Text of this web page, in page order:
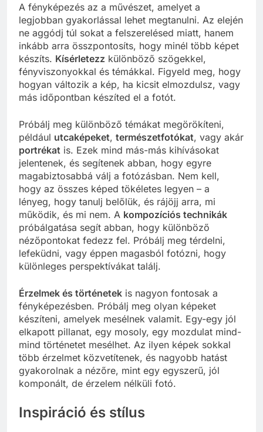
A fényképezés az a művészet, amelyet a
legjobban gyakorlással lehet megtanulni. Az elején
ne aggódj túl sokat a felszerelésed miatt, hanem
inkább arra összpontosíts, hogy minél több képet
készíts. Kísérletezz különböző szögekkel,
fényviszonyokkal és témákkal. Figyeld meg, hogy
hogyan változik a kép, ha kicsit elmozdulsz, vagy
más időpontban készíted el a fotót.
Próbálj meg különböző témákat megörökíteni,
például utcaképeket, természetfotókat, vagy akár
portrékat is. Ezek mind más-más kihívásokat
jelentenek, és segítenek abban, hogy egyre
magabiztosabbá válj a fotózásban. Nem kell,
hogy az összes képed tökéletes legyen – a
lényeg, hogy tanulj belőlük, és rájöjj arra, mi
működik, és mi nem. A kompozíciós technikák
próbálgatása segít abban, hogy különböző
nézőpontokat fedezz fel. Próbálj meg térdelni,
lefeküdni, vagy éppen magasból fotózni, hogy
különleges perspektívákat találj.
Érzelmek és történetek is nagyon fontosak a
fényképezésben. Próbálj meg olyan képeket
készíteni, amelyek mesélnek valamit. Egy-egy jól
elkapott pillanat, egy mosoly, egy mozdulat mind-
mind történetet mesélhet. Az ilyen képek sokkal
több érzelmet közvetítenek, és nagyobb hatást
gyakorolnak a nézőre, mint egy egyszerű, jól
komponált, de érzelem nélküli fotó.
Inspiráció és stílus